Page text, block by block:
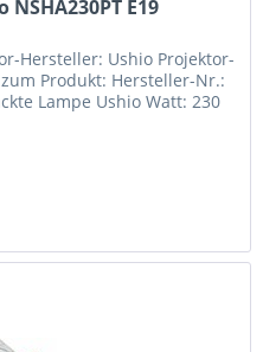
E19
Hersteller: Ushio Projektor-
zum Produkt: Hersteller-Nr.:
Lampe Ushio Watt: 230